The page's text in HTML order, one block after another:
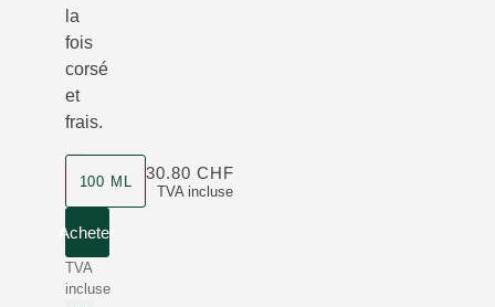
la
fois
corsé
et
frais.
100 ML
TVA incluse
30.80 CHF
Acheter
TVA
incluse